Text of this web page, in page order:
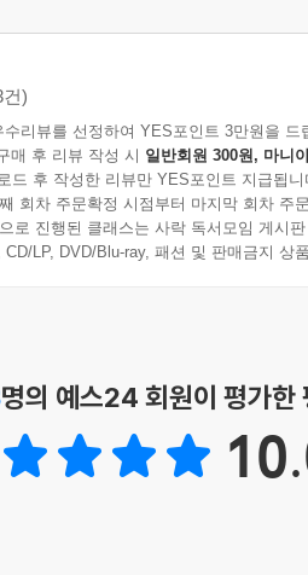
건)
수리뷰를 선정하여 YES포인트 3만원을 드
매 후 리뷰 작성 시 일반회원 300원, 마니
드 후 작성한 리뷰만 YES포인트 지급됩니
회차 주문확정 시점부터 마지막 회차 주
로 진행된 클래스는 사락 독서모임 게시
CD/LP, DVD/Blu-ray, 패션 및 판매금지 상
명의 예스24 회원이 평가한